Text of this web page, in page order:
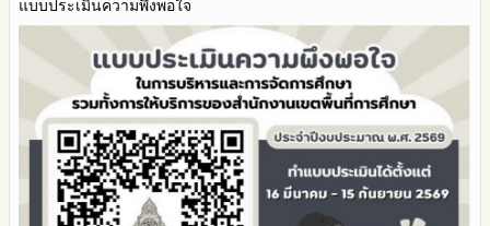
รายงานผลปี 2567
รายงานผลปี 2566
รายงานผลปี 2565
รายงานผลปี 2564
คู่มือหรือแนวทางการปฏิบัติงานของเจ้าหน้าที่
คู่มือหรือแนวทางการขอรับบริการสำหรับผู้รับบริการหรือผู้มา
ติดต่อ
ระบบการให้บริการผ่านช่องทางออนไลน์ (E-Service)
My Office
รายงานผลการดำเนินการตามแผนบริหารจัดการความเสี่ยงการ
ทุจริตของสำนักงานเขตพื้นที่การศึกษา ประจำงบประมาณ
2566
2565
2564
รายงานผลการดำเนินการป้องกันการทุจริตประจำปี
2568
2567
2566
2565
มาตราการจัดการเรื่องร้องเรียนการทุจริต
มาตรการป้องกันการรับสินบน
มาตรการป้องกันการขัดกันระหว่างผลประโยชน์ส่วนตนกับส่วนรวม
มาตรการตรวจสอบการใช้ดุลพินิจ
มาตราการให้ผู้มีส่วนได้ส่วนเสียมีส่วนร่วม
Facebook เพจ สพป.ตาก 2
Youtube ช่อง สพป.ตาก เขต 2
Youtube เรื่องเล่าข่าวตาก 2
แบบประเมินความพึงพอใจ